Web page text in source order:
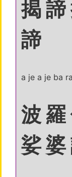
揭 諦
諦
a je a je ba
波 羅
娑 婆